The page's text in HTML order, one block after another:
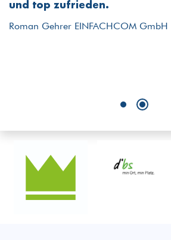
und top zufrieden.
Roman Gehrer EINFACHCOM GmbH